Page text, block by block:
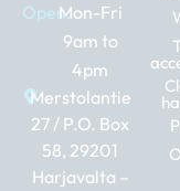
Open:Mon-Fri
9am to
4pm
Merstolantie
27 / P.O. Box
58, 29201
Harjavalta –